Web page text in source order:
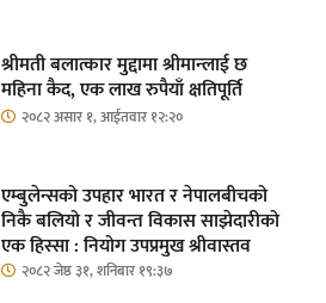
श्रीमती बलात्कार मुद्दामा श्रीमान्लाई छ
महिना कैद, एक लाख रुपैयाँ क्षतिपूर्ति
२०८२ असार १, आईतवार १२:२०
एम्बुलेन्सको उपहार भारत र नेपालबीचको
निकै बलियो र जीवन्त विकास साझेदारीको
एक हिस्सा : नियोग उपप्रमुख श्रीवास्तव
२०८२ जेष्ठ ३१, शनिबार १९:३७